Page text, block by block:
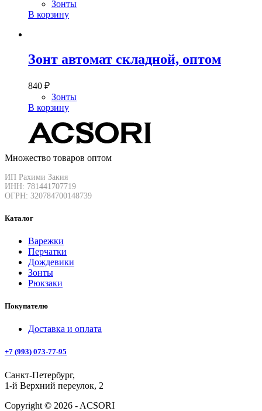
Зонты
В корзину
Зонт автомат складной, оптом
840 ₽
Зонты
В корзину
Множество товаров оптом
ИП Рахими Закия
ИНН: 781441707719
ОГРН: 320784700148739
Каталог
Варежки
Перчатки
Дождевики
Зонты
Рюкзаки
Покупателю
Доставка и оплата
+7 (993) 073-77-95
Санкт-Петербург,
1-й Верхний переулок, 2
Copyright © 2026 - ACSORI